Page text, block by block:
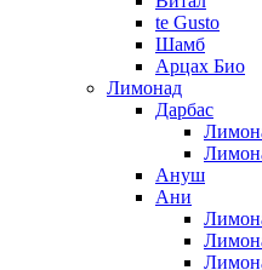
te Gusto
Шамб
Арцах Био
Лимонад
Дарбас
Ануш
Ани